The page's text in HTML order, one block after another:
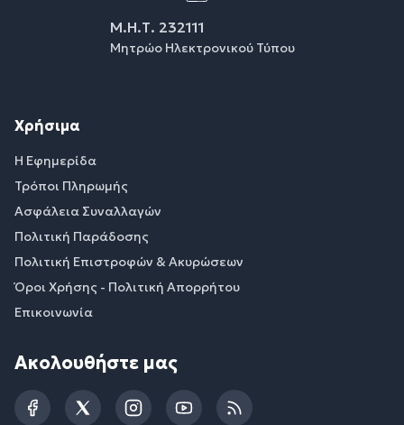
Μ.Η.Τ. 232111
Μητρώο Ηλεκτρονικού Τύπου
Χρήσιμα
Η Εφημερίδα
Τρόποι Πληρωμής
Ασφάλεια Συναλλαγών
Πολιτική Παράδοσης
Πολιτική Επιστροφών & Ακυρώσεων
Όροι Χρήσης - Πολιτική Απορρήτου
Επικοινωνία
Ακολουθήστε μας
FacebookTwitterInstagramYouTubeRSS